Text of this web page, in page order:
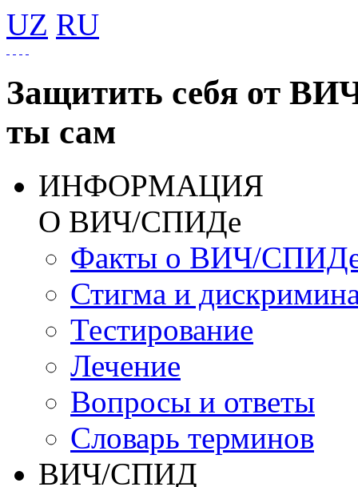
UZ RU
Защитить себя от
ты сам
ИНФОРМАЦИЯ
О ВИЧ/СПИДе
Факты о ВИЧ/
Стигма и
Тестирование
Лечение
Вопросы и ответы
Словарь терминов
ВИЧ/СПИД